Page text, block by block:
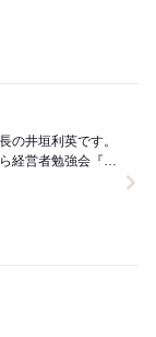
の井垣利英です。
経営者勉強会『盛